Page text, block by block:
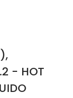
- HOT